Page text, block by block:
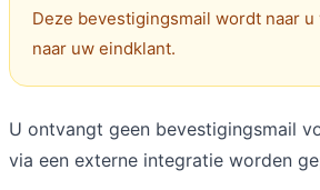
Deze bevestigingsmail wordt naar
naar uw eindklant.
U ontvangt geen bevestigingsmail
via een externe integratie worden